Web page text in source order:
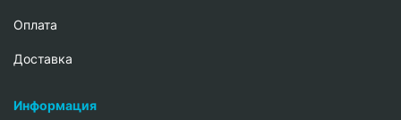
Oплата
Доставка
Информация